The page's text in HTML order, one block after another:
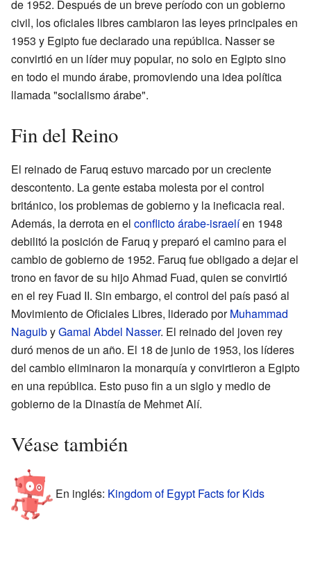
de 1952. Después de un breve período con un gobierno
civil, los oficiales libres cambiaron las leyes principales en
1953 y Egipto fue declarado una república. Nasser se
convirtió en un líder muy popular, no solo en Egipto sino
en todo el mundo árabe, promoviendo una idea política
llamada "socialismo árabe".
Fin del Reino
El reinado de Faruq estuvo marcado por un creciente
descontento. La gente estaba molesta por el control
británico, los problemas de gobierno y la ineficacia real.
Además, la derrota en el conflicto árabe-israelíen 1948
debilitó la posición de Faruq y preparó el camino para el
cambio de gobierno de 1952. Faruq fue obligado a dejar el
trono en favor de su hijo Ahmad Fuad, quien se convirtió
en el rey Fuad II. Sin embargo, el control del país pasó al
Movimiento de Oficiales Libres, liderado porMuhammad
NaguibyGamal Abdel Nasser. El reinado del joven rey
duró menos de un año. El 18 de junio de 1953, los líderes
del cambio eliminaron la monarquía y convirtieron a Egipto
en una república. Esto puso fin a un siglo y medio de
gobierno de la Dinastía de Mehmet Alí.
Véase también
En inglés: Kingdom of Egypt Facts for Kids